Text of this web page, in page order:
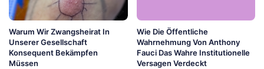
Warum Wir Zwangsheirat In
Unserer Gesellschaft
Konsequent Bekämpfen
Müssen
Wie Die Öffentliche
Wahrnehmung Von Anthony
Fauci Das Wahre Institutionelle
Versagen Verdeckt